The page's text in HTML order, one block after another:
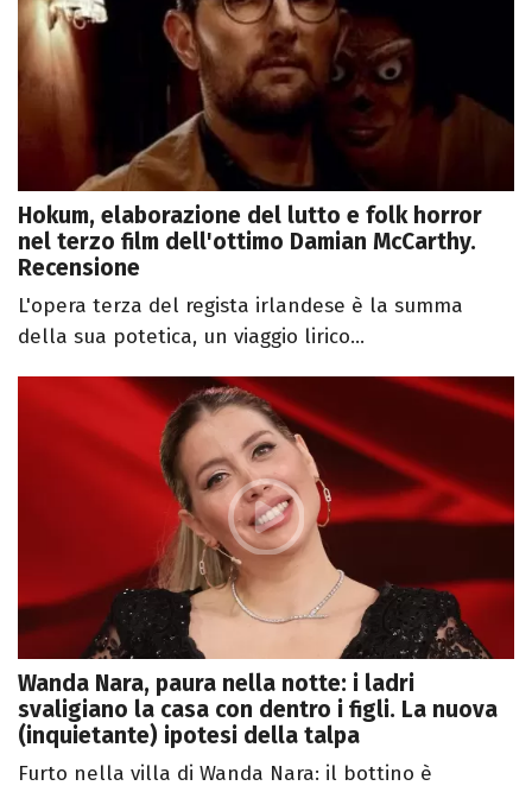
Hokum, elaborazione del lutto e folk horror
nel terzo film dell'ottimo Damian McCarthy.
Recensione
L'opera terza del regista irlandese è la summa
della sua potetica, un viaggio lirico...
Wanda Nara, paura nella notte: i ladri
svaligiano la casa con dentro i figli. La nuova
(inquietante) ipotesi della talpa
Furto nella villa di Wanda Nara: il bottino è